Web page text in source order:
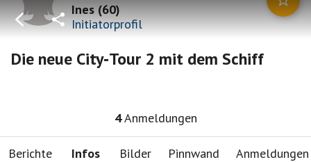
Ines(60)
Initiatorprofil
Die neue City‑Tour 2 mit dem Schiff
4Anmeldungen
Berichte Infos Bilder Pinnwand Anmeldungen